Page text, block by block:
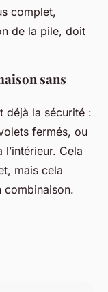
complet,
de la pile, doit
sans
déjà la sécurité :
fermés, ou
Cela
mais cela
combinaison.